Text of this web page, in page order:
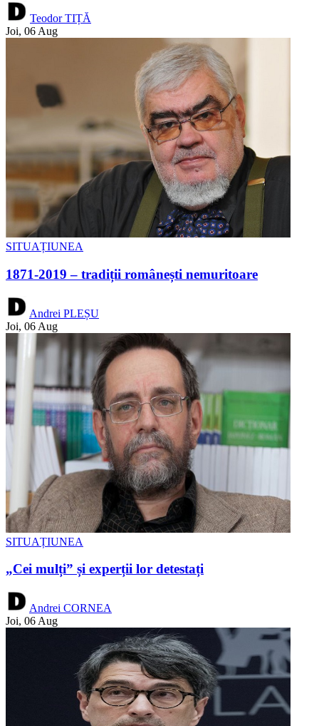
Teodor TIȚĂ
Joi, 06 Aug
SITUAȚIUNEA
1871-2019 – tradiții românești nemuritoare
Andrei PLEȘU
Joi, 06 Aug
SITUAȚIUNEA
„Cei mulți” și experții lor detestați
Andrei CORNEA
Joi, 06 Aug